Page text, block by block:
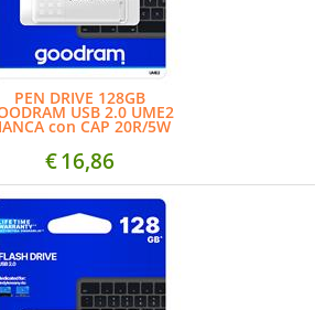
PEN DRIVE 128GB
USB 2.0 UME2
con CAP 20R/5W
€16,86